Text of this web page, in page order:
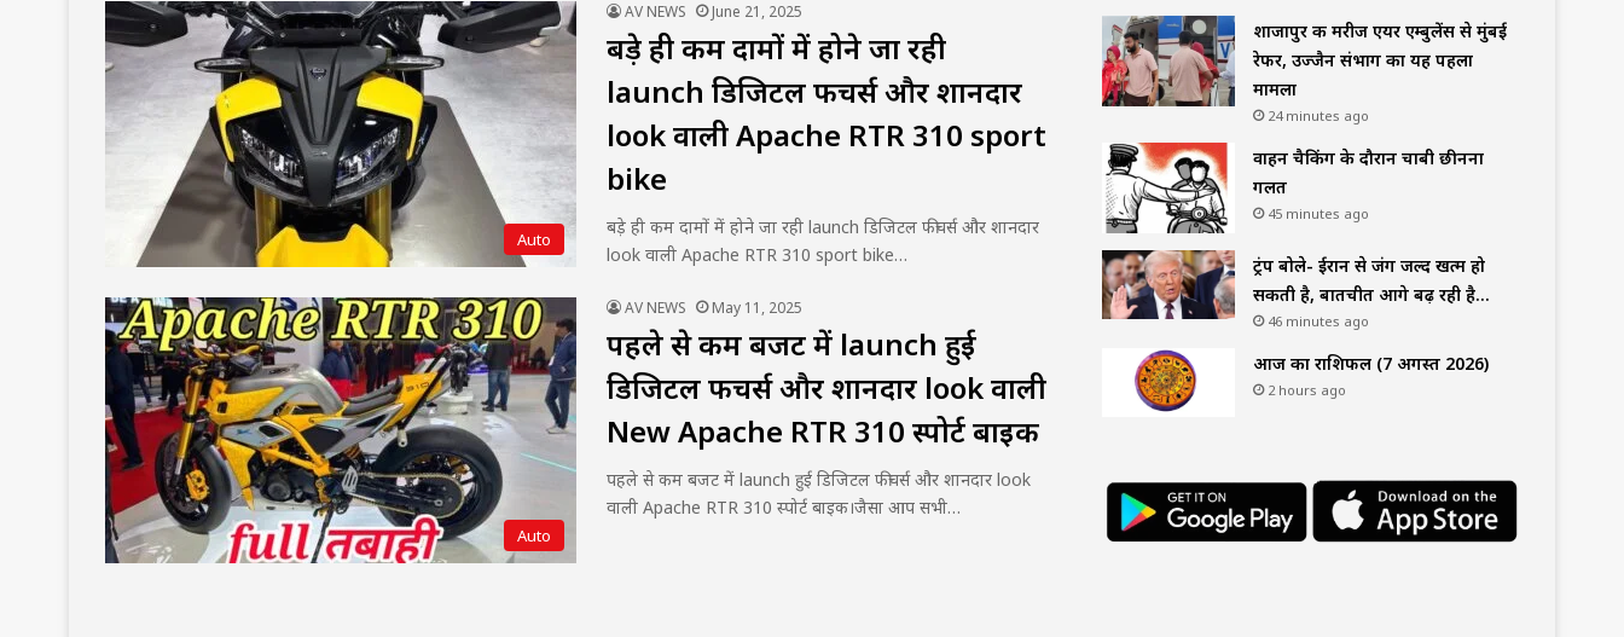
Auto
AV NEWS June 21, 2025
बड़े ही कम दामों में होने जा रही
launch डिजिटल फीचर्स और शानदार
look वाली Apache RTR 310 sport
bike
बड़े ही कम दामों में होने जा रही launch डिजिटल फीचर्स और शानदार
look वाली Apache RTR 310 sport bike…
Auto
AV NEWS May 11, 2025
पहले से कम बजट में launch हुई
डिजिटल फीचर्स और शानदार look वाली
New Apache RTR 310 स्पोर्ट बाइक
पहले से कम बजट में launch हुई डिजिटल फीचर्स और शानदार look
वाली Apache RTR 310 स्पोर्ट बाइक।जैसा आप सभी…
शाजापुर की मरीज एयर एम्बुलेंस से मुंबई
रेफर, उज्जैन संभाग का यह पहला
मामला
24 minutes ago
वाहन चैकिंग के दौरान चाबी छीनना
गलत
45 minutes ago
ट्रंप बोले- ईरान से जंग जल्द खत्म हो
सकती है, बातचीत आगे बढ़ रही है…
46 minutes ago
आज का राशिफल (7 अगस्त 2026)
2 hours ago